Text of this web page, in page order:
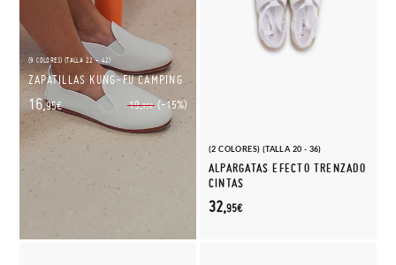
(9 COLORES) (TALLA 22 - 42)
ZAPATILLAS KUNG-FU CAMPING
19,95€ (-15%)
16,95€
(2 COLORES) (TALLA 20 - 36)
ALPARGATAS EFECTO TRENZADO
CINTAS
32,95€